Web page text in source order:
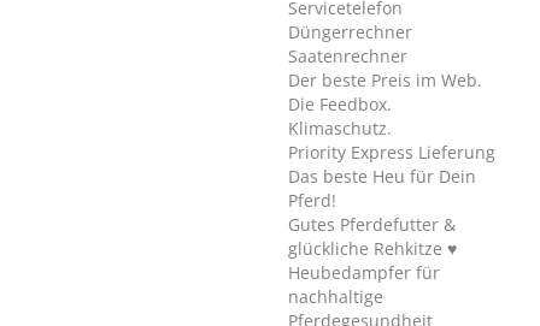
Servicetelefon
Düngerrechner
Saatenrechner
Der beste Preis im Web.
Die Feedbox.
Klimaschutz.
Priority Express Lieferung
Das beste Heu für Dein
Pferd!
Gutes Pferdefutter &
glückliche Rehkitze ♥
Heubedampfer für
nachhaltige
Pferdegesundheit